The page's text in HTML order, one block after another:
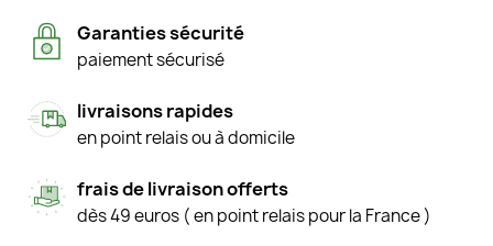
Garanties sécurité
paiement sécurisé
livraisons rapides
en point relais ou à domicile
frais de livraison offerts
dès 49 euros ( en point relais pour la France )